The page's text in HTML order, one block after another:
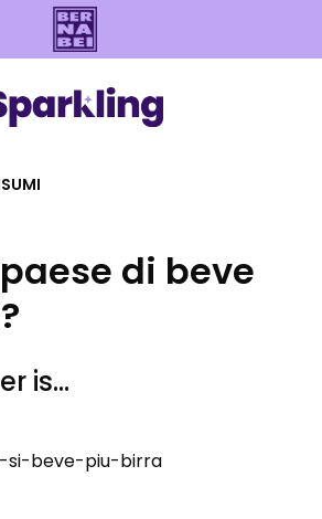
di beve
is…